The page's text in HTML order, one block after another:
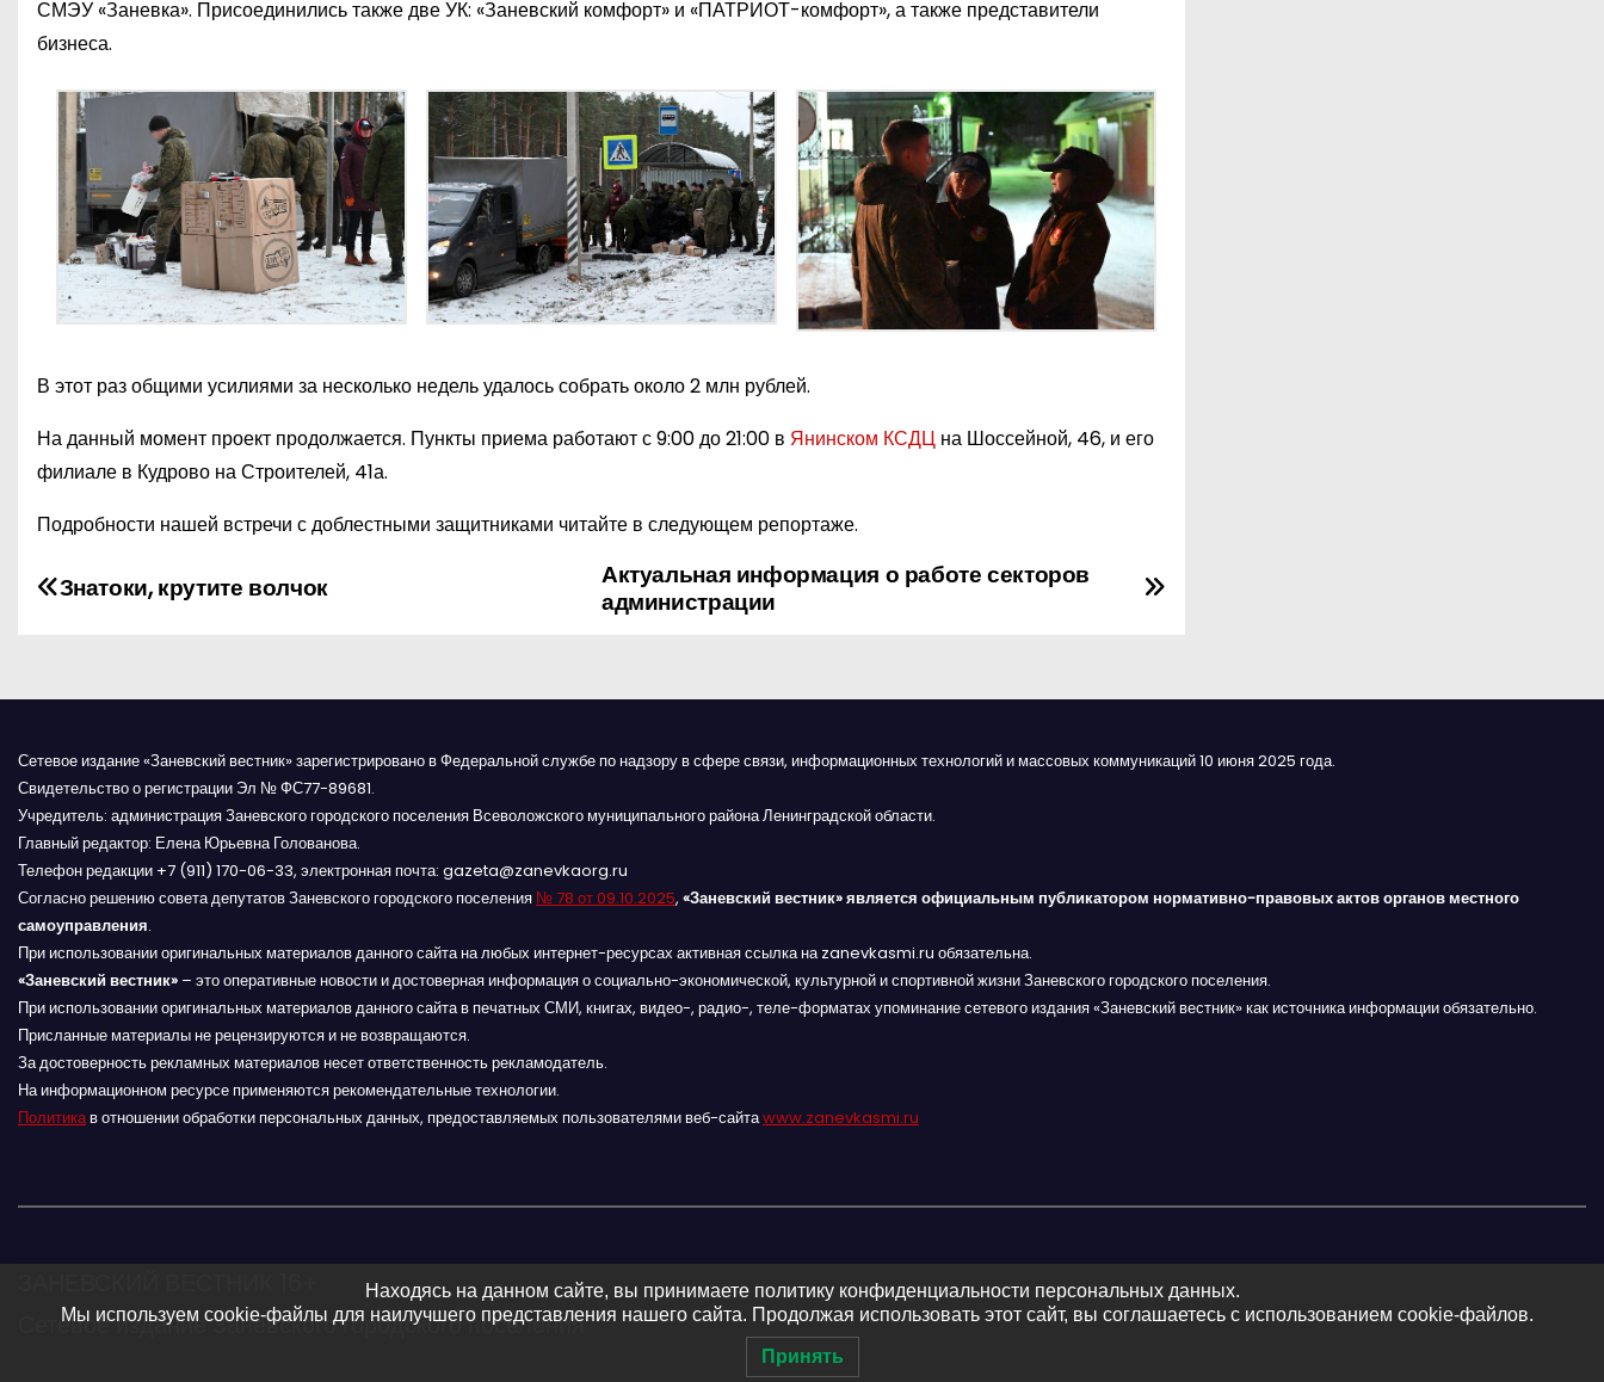
СМЭУ «Заневка». Присоединились также две УК: «Заневский комфорт» и «ПАТРИОТ-комфорт», а также представители
бизнеса.
В этот раз общими усилиями за несколько недель удалось собрать около 2 млн рублей.
На данный момент проект продолжается. Пункты приема работают с 9:00 до 21:00 в Янинском КСДЦ на Шоссейной, 46, и его
филиале в Кудрово на Строителей, 41а.
Подробности нашей встречи с доблестными защитниками читайте в следующем репортаже.
Н
г
а
ц
и
я
п
о
з
Актуальная информация о работе секторов
администрации
Знатоки, крутите волчок
Сетевое издание «Заневский вестник» зарегистрировано в Федеральной службе по надзору в сфере связи, информационных технологий и массовых коммуникаций 10 июня 2025 года.
Свидетельство о регистрации Эл № ФС77-89681.
Учредитель: администрация Заневского городского поселения Всеволожского муниципального района Ленинградской области.
Главный редактор: Елена Юрьевна Голованова.
Телефон редакции +7 (911) 170-06-33, электронная почта: gazeta@zanevkaorg.ru
Согласно решению совета депутатов Заневского городского поселения № 78 от 09.10.2025, «Заневский вестник» является официальным публикатором нормативно-правовых актов органов местного
самоуправления.
При использовании оригинальных материалов данного сайта на любых интернет-ресурсах активная ссылка на zanevkasmi.ru обязательна.
«Заневский вестник» – это оперативные новости и достоверная информация о социально-экономической, культурной и спортивной жизни Заневского городского поселения.
При использовании оригинальных материалов данного сайта в печатных СМИ, книгах, видео-, радио-, теле-форматах упоминание сетевого издания «Заневский вестник» как источника информации обязательно.
Присланные материалы не рецензируются и не возвращаются.
За достоверность рекламных материалов несет ответственность рекламодатель.
На информационном ресурсе применяются рекомендательные технологии.
Политикав отношении обработки персональных данных, предоставляемых пользователями веб-сайтаwww.zanevkasmi.ru
Сетевое издание Заневского городского поселения
Находясь на данном сайте, вы принимаете политику конфиденциальности персональных данных.
Мы используем cookie-файлы для наилучшего представления нашего сайта. Продолжая использовать этот сайт, вы соглашаетесь с использованием cookie-файлов.
Принять